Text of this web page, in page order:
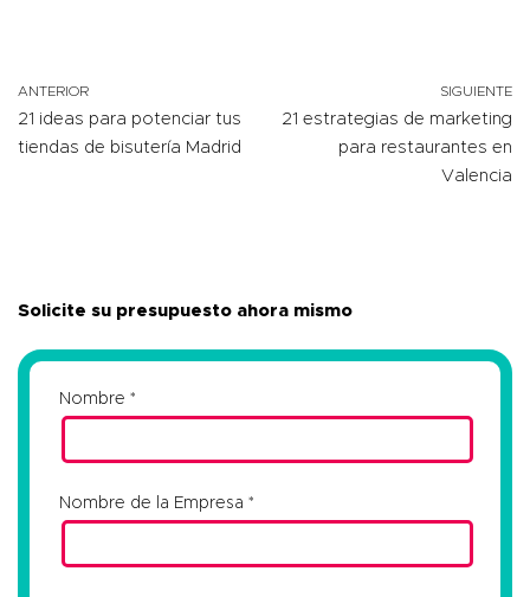
ANTERIOR
21 ideas para potenciar tus
tiendas de bisutería Madrid
SIGUIENTE
21 estrategias de marketing
para restaurantes en
Valencia
Solicite su presupuesto ahora mismo
Nombre
Nombre de la Empresa